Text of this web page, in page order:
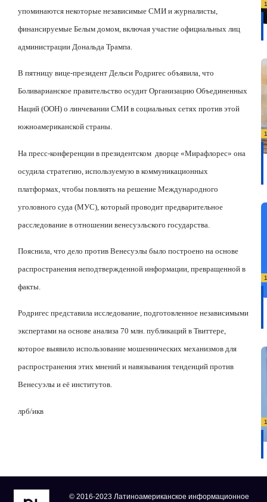
упоминаются некоторые независимые СМИ и журналисты,
финансируемые Белым домом, включая участие официальных лиц
администрации Дональда Трампа.
В пятницу вице-президент Дельси Родригес объявила, что
Боливарианское правительство осудит Организацию Объединенных
Наций (ООН) о линчевании СМИ в социальных сетях против этой
южноамериканской страны.
На пресс-конференции в президентском дворце «Мирафлорес» она
осудила стратегию, используемую в коммуникационных
платформах, чтобы повлиять на решение Международного
уголовного суда (МУС), который проводит предварительное
расследование в отношении венесуэльского государства.
Пояснила, что дело против Венесуэлы было построено на основе
распространения неподтвержденной информации, превращенной в
факты.
Родригес представила исследование, подготовленное независимыми
экспертами на основе анализа 70 млн. публикаций в Твиттере,
которое выявило использование мошеннических механизмов для
распространения этих мнений и навязывания тенденций против
Венесуэлы и её институтов.
лрб/икв
© 2016-2023 Латиноамериканское информационное